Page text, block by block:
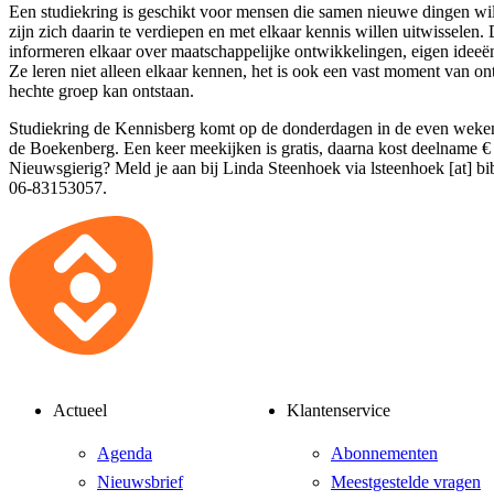
Een studiekring is geschikt voor mensen die samen nieuwe dingen
zijn zich daarin te verdiepen en met elkaar kennis willen uitwisselen.
informeren elkaar over maatschappelijke ontwikkelingen, eigen
Ze leren niet alleen elkaar kennen, het is ook een vast moment van
hechte groep kan ontstaan.
Studiekring de Kennisberg komt op de donderdagen in de even
de Boekenberg. Een keer meekijken is gratis, daarna kost deelname
Nieuwsgierig? Meld je aan bij Linda Steenhoek via lsteenhoek [at]
06-83153057.
Actueel
Agenda
Nieuwsbrief
Klantenservice
Abonnementen
Meestgestelde vragen